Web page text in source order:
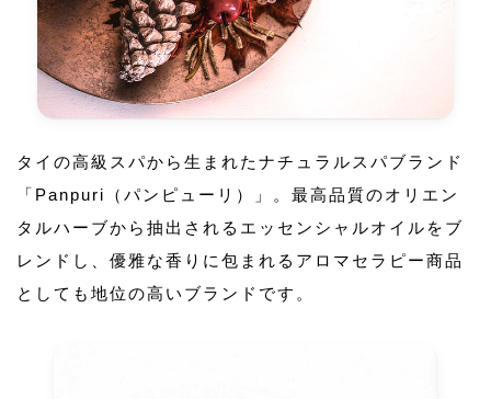
タイの高級スパから生まれたナチュラルスパブランド
「Panpuri（パンピューリ）」。最高品質のオリエン
タルハーブから抽出されるエッセンシャルオイルをブ
レンドし、優雅な香りに包まれるアロマセラピー商品
としても地位の高いブランドです。